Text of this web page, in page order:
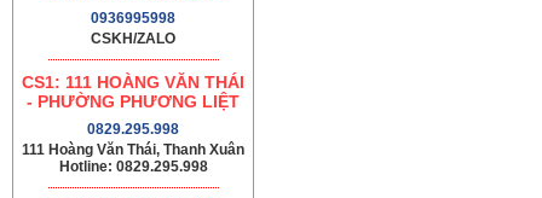
0936995998
CSKH/ZALO
CS1: 111 HOÀNG VĂN THÁI
- PHƯỜNG PHƯƠNG LIỆT
0829.295.998
111 Hoàng Văn Thái, Thanh Xuân
Hotline: 0829.295.998